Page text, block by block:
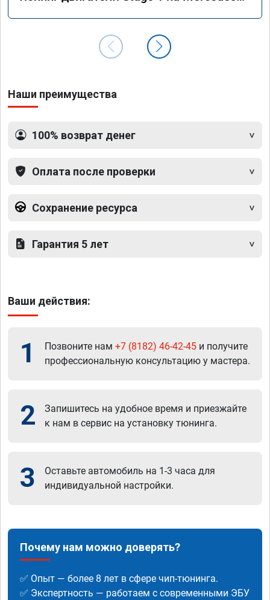
Наши преимущества
100% возврат денег
Оплата после проверки
Сохранение ресурса
Гарантия 5 лет
Ваши действия:
1 Позвоните нам +7 (8182) 46-42-45 и получите
профессиональную консультацию у мастера.
2
Запишитесь на удобное время и приезжайте
к нам в сервис на установку тюнинга.
3
Оставьте автомобиль на 1-3 часа для
индивидуальной настройки.
Почему нам можно доверять?
✅ Опыт — более 8 лет в сфере чип-тюнинга.
✅ Экспертность — работаем с современными ЭБУ